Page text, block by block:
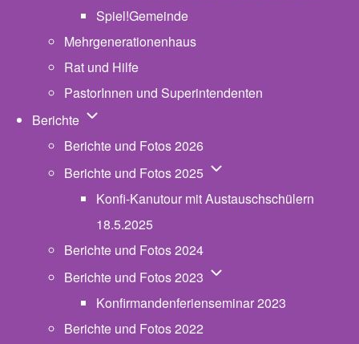
Spiel!Gemeinde
Mehrgenerationenhaus
Rat und Hilfe
PastorInnen und Superintendenten
Berichte Unternavigation von Berichte
Berichte und Fotos 2026
Berichte und Fotos 2025 Unternavigation von
Konfi-Kanutour mit Austauschschülern
18.5.2025
Berichte und Fotos 2024
Berichte und Fotos 2023 Unternavigation von
Konfirmandenferienseminar 2023
Berichte und Fotos 2022